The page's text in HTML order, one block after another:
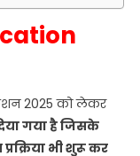
2025 को लेकर
गया है जिसके
भी शुरू कर